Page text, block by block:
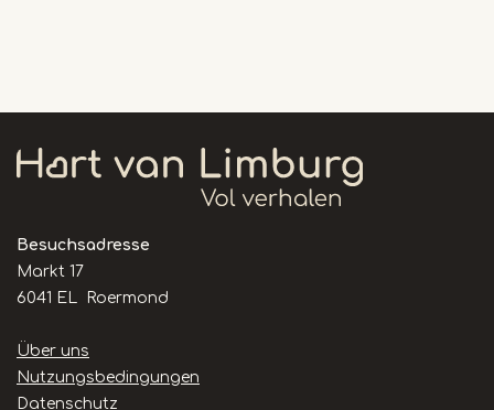
Besuchsadresse
Markt 17
6041 EL Roermond
Handige
links
Über uns
Nutzungsbedingungen
Datenschutz